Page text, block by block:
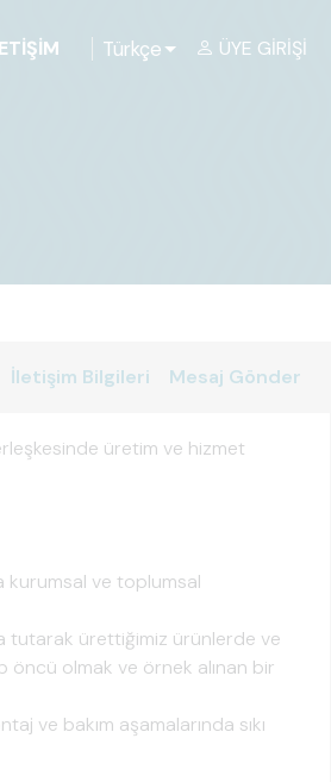
Türkçe ÜYE GIRIŞI
İletişim Bilgileri Mesaj Gönder
üretim ve hizmet
kurumsal ve toplumsal
tutarak ürettiğimiz ürünlerde ve
öncü olmak ve örnek alınan bir
ve bakım aşamalarında sıkı